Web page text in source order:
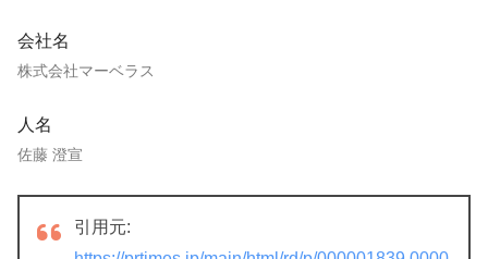
会社名
株式会社マーベラス
人名
佐藤 澄宣
引用元: